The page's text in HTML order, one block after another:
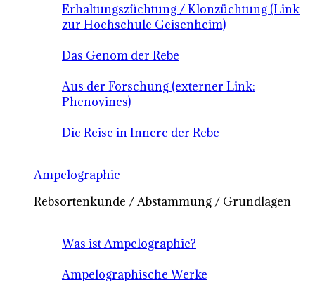
Erhaltungszüchtung / Klonzüchtung (Link
zur Hochschule Geisenheim)
Das Genom der Rebe
Aus der Forschung (externer Link:
Phenovines)
Die Reise in Innere der Rebe
Ampelographie
Rebsortenkunde / Abstammung / Grundlagen
Was ist Ampelographie?
Ampelographische Werke